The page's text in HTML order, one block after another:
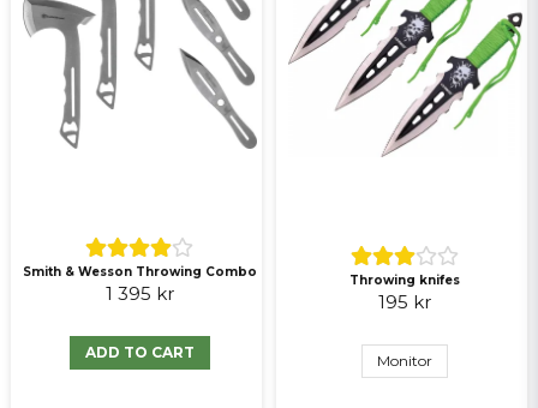
Smith & Wesson Throwing Combo
1 395 kr
ADD TO CART
Throwing knifes
195 kr
Monitor